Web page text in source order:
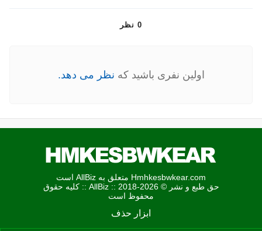
0 نظر
اولین نفری باشید که نظر می دهد.
Hmhkesbwkear.com متعلق به AllBiz است
حق طبع و نشر © AllBiz :: 2018-2026 :: کلیه حقوق
محفوظ است
ابزار حذف